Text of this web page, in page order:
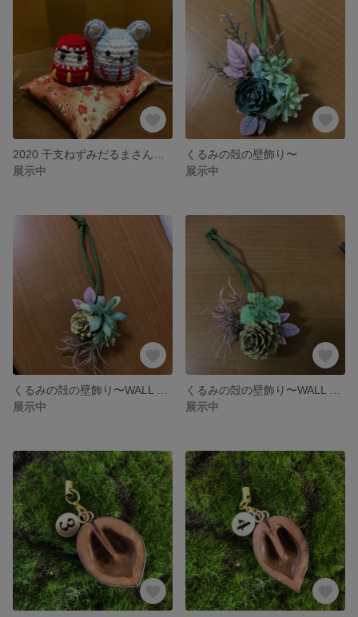
展示中
くるみの殻の壁飾り〜
展示中
展示中
展示中